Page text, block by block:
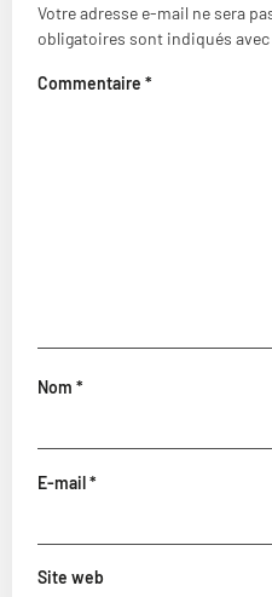
Votre adresse e-mail ne sera
obligatoires sont indiqués avec
Commentaire *
Nom *
E-mail*
Site web